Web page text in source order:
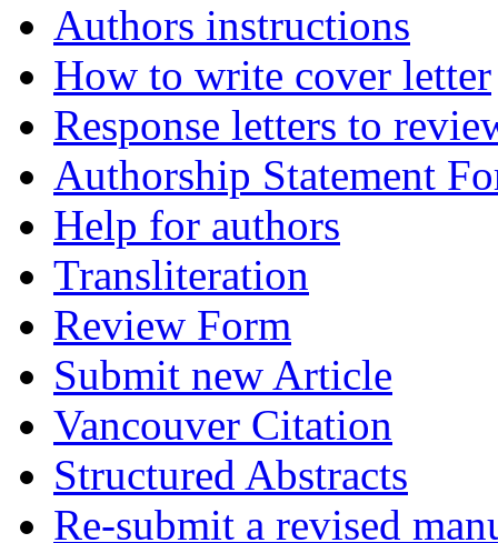
Authors instructions
How to write cover letter
Response letters to
Authorship Statement
Help for authors
Transliteration
Review Form
Submit new Article
Vancouver Citation
Structured Abstracts
Re-submit a revised